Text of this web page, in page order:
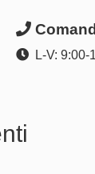
L-V: 9:00-